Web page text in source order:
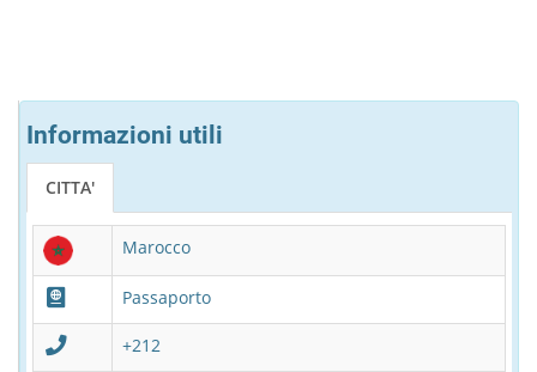
Informazioni utili
CITTA'
Marocco
Passaporto
+212